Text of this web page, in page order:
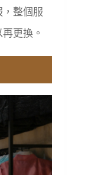
整個服
更換。